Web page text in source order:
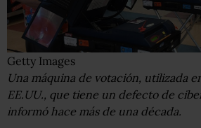
Getty Images
Una máquina de votación, utilizada
EE.UU., que tiene un defecto de
informó hace más de una década.